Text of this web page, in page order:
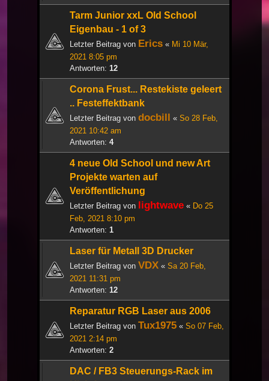
Tarm Junior xxL Old School
Eigenbau - 1 of 3
Letzter Beitrag von Erics « Mi 10 Mär,
2021 8:05 pm
Antworten: 12
Corona Frust... Restekiste geleert
.. Festeffektbank
Letzter Beitrag von docbill « So 28 Feb,
2021 10:42 am
Antworten: 4
4 neue Old School und new Art
Projekte warten auf
Veröffentlichung
Letzter Beitrag von lightwave « Do 25
Feb, 2021 8:10 pm
Antworten: 1
Laser für Metall 3D Drucker
Letzter Beitrag von VDX « Sa 20 Feb,
2021 11:31 pm
Antworten: 12
Reparatur RGB Laser aus 2006
Letzter Beitrag von Tux1975 « So 07 Feb,
2021 2:14 pm
Antworten: 2
DAC / FB3 Steuerungs-Rack im